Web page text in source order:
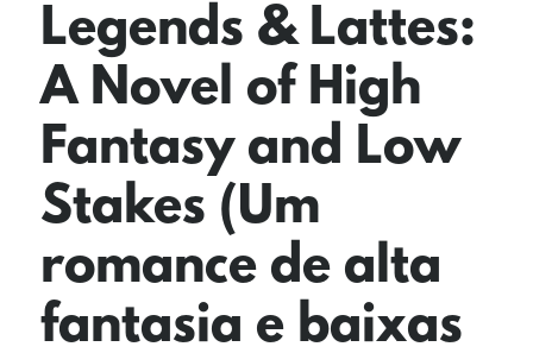
Legends & Lattes:
A Novel of High
Fantasy and Low
Stakes (Um
romance de alta
fantasia e baixas